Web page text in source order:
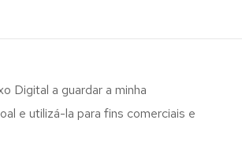
Digital a guardar a minha
e utilizá-la para fins comerciais e